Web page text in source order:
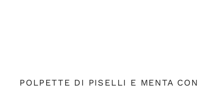
POLPETTE DI PISELLI E MENTA CON